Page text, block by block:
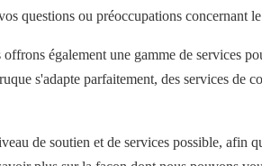
questions ou préoccupations concernant
également une gamme de services
s'adapte parfaitement, des services
de soutien et de services possible,